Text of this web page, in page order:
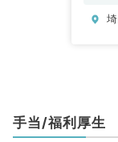
手当/福利厚生